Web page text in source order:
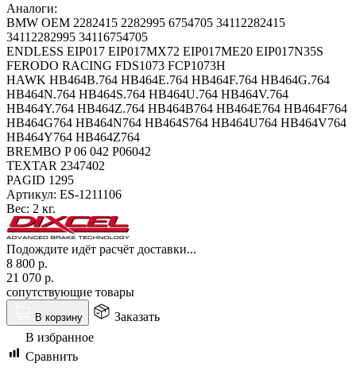
Аналоги:
BMW OEM 2282415 2282995 6754705 34112282415
34112282995 34116754705
ENDLESS EIP017 EIP017MX72 EIP017ME20 EIP017N35S
FERODO RACING FDS1073 FCP1073H
HAWK HB464B.764 HB464E.764 HB464F.764 HB464G.764
HB464N.764 HB464S.764 HB464U.764 HB464V.764
HB464Y.764 HB464Z.764 HB464B764 HB464E764 HB464F764
HB464G764 HB464N764 HB464S764 HB464U764 HB464V764
HB464Y764 HB464Z764
BREMBO P 06 042 P06042
TEXTAR 2347402
PAGID 1295
Артикул: ES-1211106
Вес: 2 кг.
Подождите идёт расчёт доставки...
8 800 р.
21 070 р.
сопутствующие товары
В корзину
Заказать
В избранное
Сравнить